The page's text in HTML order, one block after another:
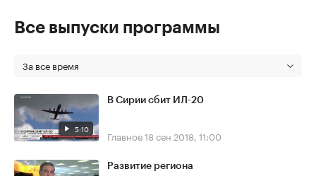
Все выпуски программы
За все время
5:10
В Сирии сбит ИЛ-20
Главное18 сен 2018, 11:00
Развитие региона